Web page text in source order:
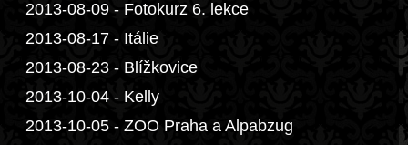
2013-08-09 - Fotokurz 6. lekce
2013-08-17 - Itálie
2013-08-23 - Blížkovice
2013-10-04 - Kelly
2013-10-05 - ZOO Praha a Alpabzug